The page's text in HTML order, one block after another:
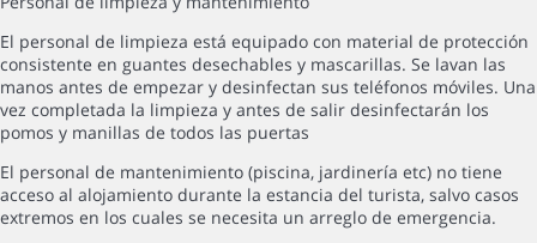
El personal de limpieza está equipado con material de protección
consistente en guantes desechables y mascarillas. Se lavan las
manos antes de empezar y desinfectan sus teléfonos móviles. Una
vez completada la limpieza y antes de salir desinfectarán los
pomos y manillas de todos las puertas
El personal de mantenimiento (piscina, jardinería etc) no tiene
acceso al alojamiento durante la estancia del turista, salvo casos
extremos en los cuales se necesita un arreglo de emergencia.